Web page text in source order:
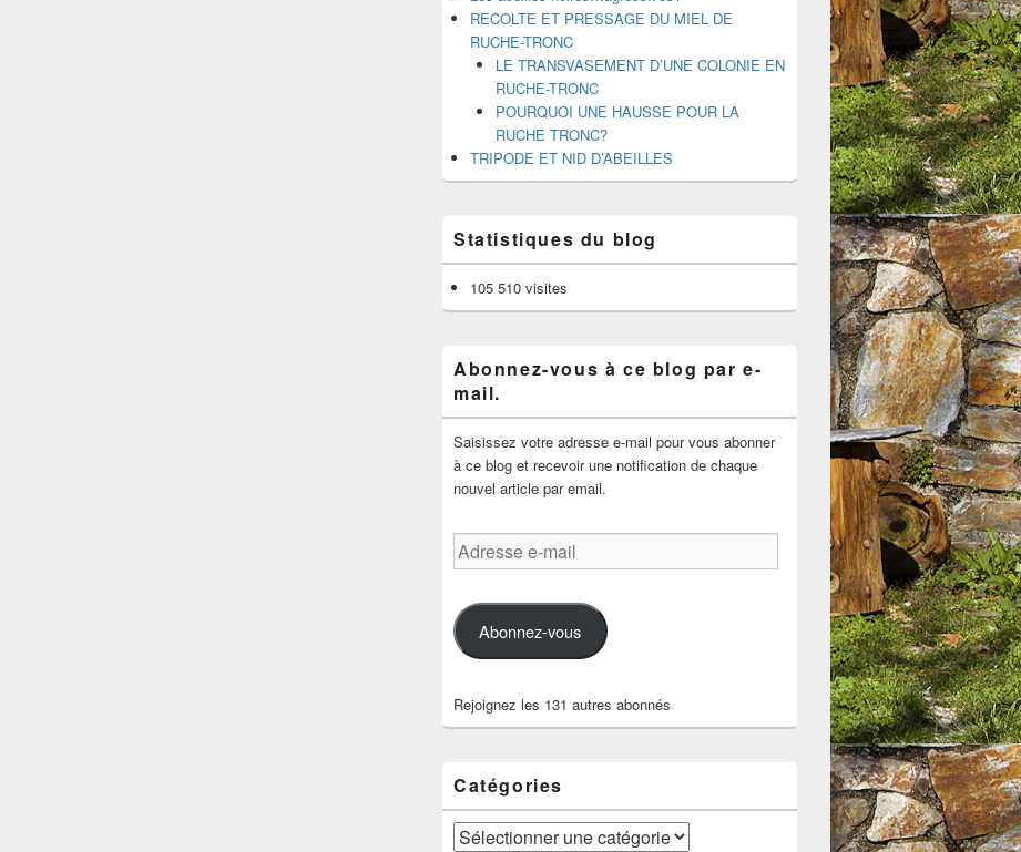
RECOLTE ET PRESSAGE DU MIEL DE
RUCHE-TRONC
LE TRANSVASEMENT D’UNE COLONIE EN
RUCHE-TRONC
POURQUOI UNE HAUSSE POUR LA
RUCHE TRONC?
TRIPODE ET NID D’ABEILLES
Statistiques du blog
105 510 visites
Abonnez-vous à ce blog par e-
mail.
Saisissez votre adresse e-mail pour vous abonner
à ce blog et recevoir une notification de chaque
nouvel article par email.
Adresse
e-
Abonnez-vous
Rejoignez les 131 autres abonnés
Catégories
Catégories